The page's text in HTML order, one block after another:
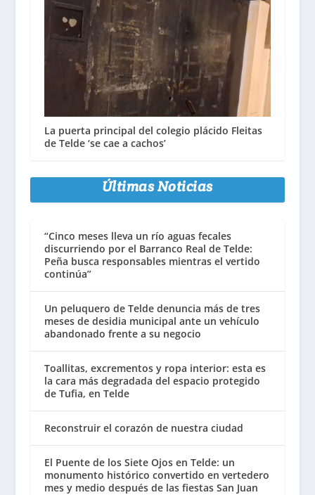
La puerta principal del colegio plácido Fleitas
de Telde ‘se cae a cachos’
Últimas Noticias
“Cinco meses lleva un río aguas fecales
discurriendo por el Barranco Real de Telde:
Peña busca responsables mientras el vertido
continúa”
Un peluquero de Telde denuncia más de tres
meses de desidia municipal ante un vehículo
abandonado frente a su negocio
Toallitas, excrementos y ropa interior: esta es
la cara más degradada del espacio protegido
de Tufia, en Telde
Reconstruir el corazón de nuestra ciudad
El Puente de los Siete Ojos en Telde: un
monumento histórico convertido en vertedero
mes y medio después de las fiestas San Juan